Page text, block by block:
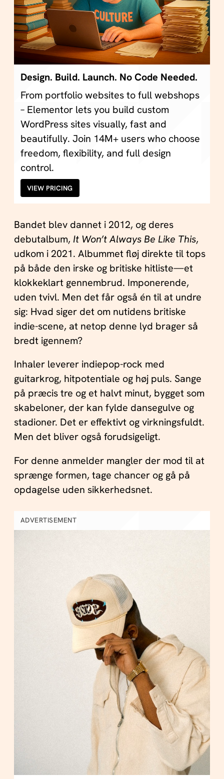
Design. Build. Launch. No Code Needed.
From portfolio websites to full webshops
– Elementor lets you build custom
WordPress sites visually, fast and
beautifully. Join 14M+ users who choose
freedom, flexibility, and full design
control.
VIEW PRICING
Bandet blev dannet i 2012, og deres
debutalbum, It Won’t Always Be Like This,
udkom i 2021. Albummet fløj direkte til tops
på både den irske og britiske hitliste—et
klokkeklart gennembrud. Imponerende,
uden tvivl. Men det får også én til at undre
sig: Hvad siger det om nutidens britiske
indie-scene, at netop denne lyd brager så
bredt igennem?
Inhaler leverer indiepop-rock med
guitarkrog, hitpotentiale og høj puls. Sange
på præcis tre og et halvt minut, bygget som
skabeloner, der kan fylde dansegulve og
stadioner. Det er effektivt og virkningsfuldt.
Men det bliver også forudsigeligt.
For denne anmelder mangler der mod til at
sprænge formen, tage chancer og gå på
opdagelse uden sikkerhedsnet.
ADVERTISEMENT